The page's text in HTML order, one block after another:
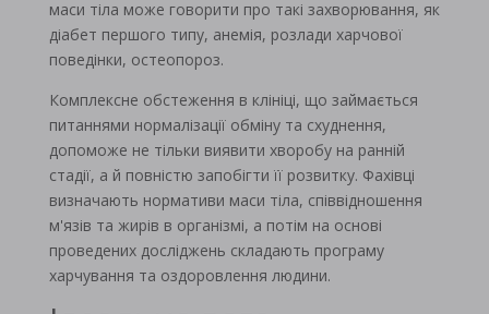
маси тіла може говорити про такі захворювання, як
діабет першого типу, анемія, розлади харчової
поведінки, остеопороз.
Комплексне обстеження в клініці, що займається
питаннями нормалізації обміну та схуднення,
допоможе не тільки виявити хворобу на ранній
стадії, а й повністю запобігти її розвитку. Фахівці
визначають нормативи маси тіла, співвідношення
м'язів та жирів в організмі, а потім на основі
проведених досліджень складають програму
харчування та оздоровлення людини.